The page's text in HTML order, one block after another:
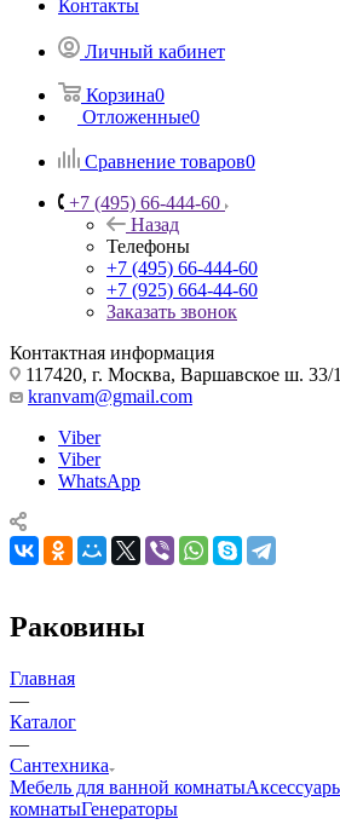
Контакты
Личный кабинет
Корзина0
Отложенные0
Сравнение товаров0
+7 (495) 66-444-60
Назад
Телефоны
+7 (495) 66-444-60
+7 (925) 664-44-60
Заказать звонок
Контактная информация
117420, г. Москва, Варшавское ш. 33/
kranvam@gmail.com
Viber
Viber
WhatsApp
Раковины
Главная
—
Каталог
—
Сантехника
Мебель для ванной комнаты
комнатыГенераторы